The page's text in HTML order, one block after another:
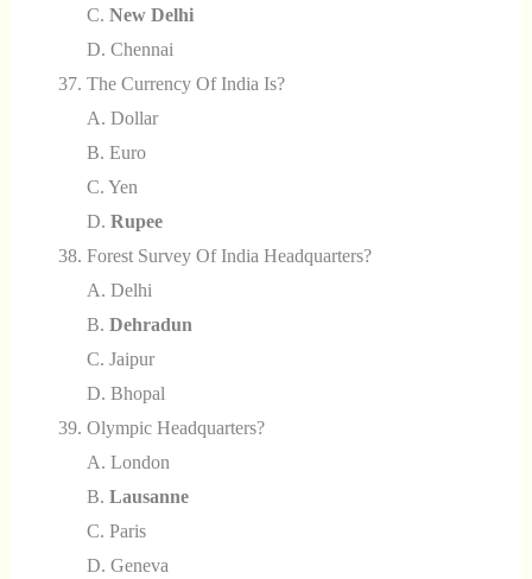
C. New Delhi
D. Chennai
The Currency Of India Is?
A. Dollar
B. Euro
C. Yen
D. Rupee
Forest Survey Of India Headquarters?
A. Delhi
B. Dehradun
C. Jaipur
D. Bhopal
Olympic Headquarters?
A. London
B. Lausanne
C. Paris
D. Geneva